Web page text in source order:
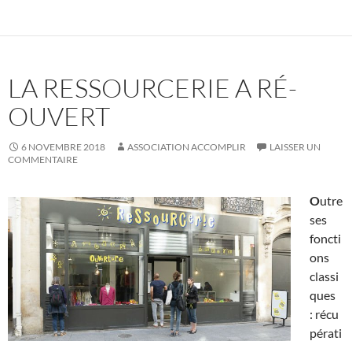
LA RESSOURCERIE A RÉ-
OUVERT
6 NOVEMBRE 2018 ASSOCIATION ACCOMPLIR
LAISSER UN
COMMENTAIRE
Outre
ses
foncti
ons
classi
ques
: récu
pérati